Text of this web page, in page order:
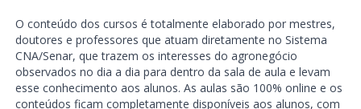
O conteúdo dos cursos é totalmente elaborado por mestres,
doutores e professores que atuam diretamente no Sistema
CNA/Senar, que trazem os interesses do agronegócio
observados no dia a dia para dentro da sala de aula e levam
esse conhecimento aos alunos. As aulas são 100% online e os
conteúdos ficam completamente disponíveis aos alunos, com